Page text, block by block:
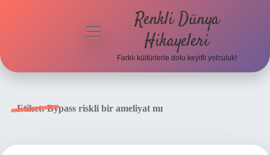
Politikası
menüyü
Renkli Dünya
Hikayeleri
Farklı kültürlerle dolu keyifli yolculuk!
Etiket:Bypass riskli bir ameliyat mı